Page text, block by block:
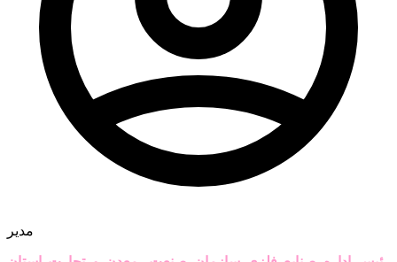
مدیر